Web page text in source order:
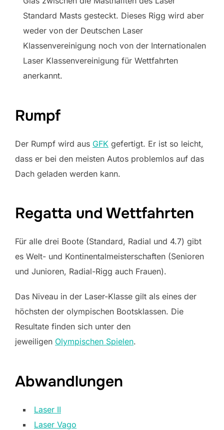
Standard Masts gesteckt. Dieses Rigg wird aber
weder von der Deutschen Laser
Klassenvereinigung noch von der Internationalen
Laser Klassenvereinigung für Wettfahrten
anerkannt.
Rumpf
Der Rumpf wird aus GFK gefertigt. Er ist so leicht,
dass er bei den meisten Autos problemlos auf das
Dach geladen werden kann.
Regatta und Wettfahrten
Für alle drei Boote (Standard, Radial und 4.7) gibt
es Welt- und Kontinentalmeisterschaften (Senioren
und Junioren, Radial-Rigg auch Frauen).
Das Niveau in der Laser-Klasse gilt als eines der
höchsten der olympischen Bootsklassen. Die
Resultate finden sich unter den
jeweiligen Olympischen Spielen.
Abwandlungen
Laser II
Laser Vago